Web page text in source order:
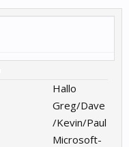
Hallo
Greg/Dave
/Kevin/Paul
Microsoft-